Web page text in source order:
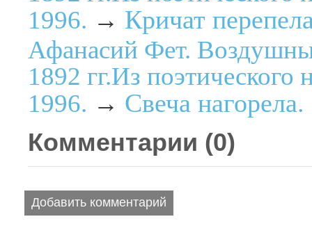
1996. → Кричат
Афанасий Фет.
1892 гг.Из
1996. → Свеча
Комментарии (0)
Добавить комментарий